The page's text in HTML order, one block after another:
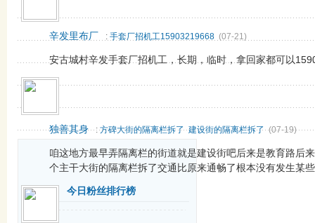
辛发里布厂 : 手套厂招机工15903219668 (07-21)
安古城村辛发手套厂招机工，长期，临时，拿回家都可以
独善其身 :方碑大街的隔离栏拆了 建设街的隔离栏拆了 (07-19)
咱这地方最早弄隔离栏的街道就是建设街吧后来是教育路后
个主干大街的隔离栏拆了交通比原来通畅了根本没有发生某
今日粉丝排行榜